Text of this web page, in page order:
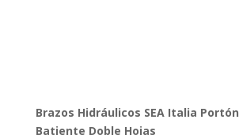
Brazos Hidráulicos SEA Italia Portón
Batiente Doble Hojas